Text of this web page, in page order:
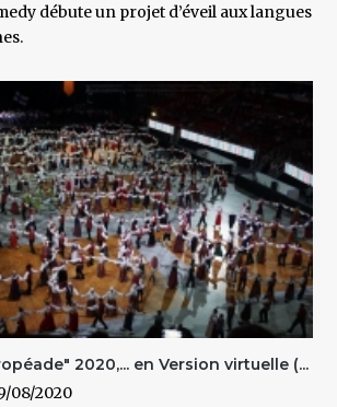
débute un projet d’éveil aux langues
2020,... en Version virtuelle (...
08/2020